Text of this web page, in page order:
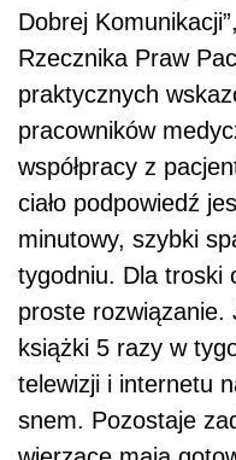
Dobrej
Rzecznika Praw
praktycznych
pracowników
współpracy z
ciało podpowiedź
minutowy, szybki
tygodniu. Dla troski
proste
książki 5 razy w
telewizji i internetu
snem. Pozostaje